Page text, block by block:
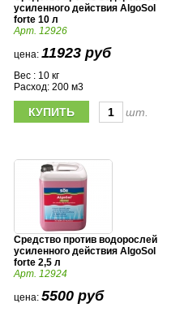
усиленного действия AlgoSol
forte 10 л
Арт. 12926
цена: 11923 руб
Вес : 10 кг
Расход: 200 м3
шт.
Средство против водорослей
усиленного действия AlgoSol
forte 2,5 л
Арт. 12924
цена: 5500 руб